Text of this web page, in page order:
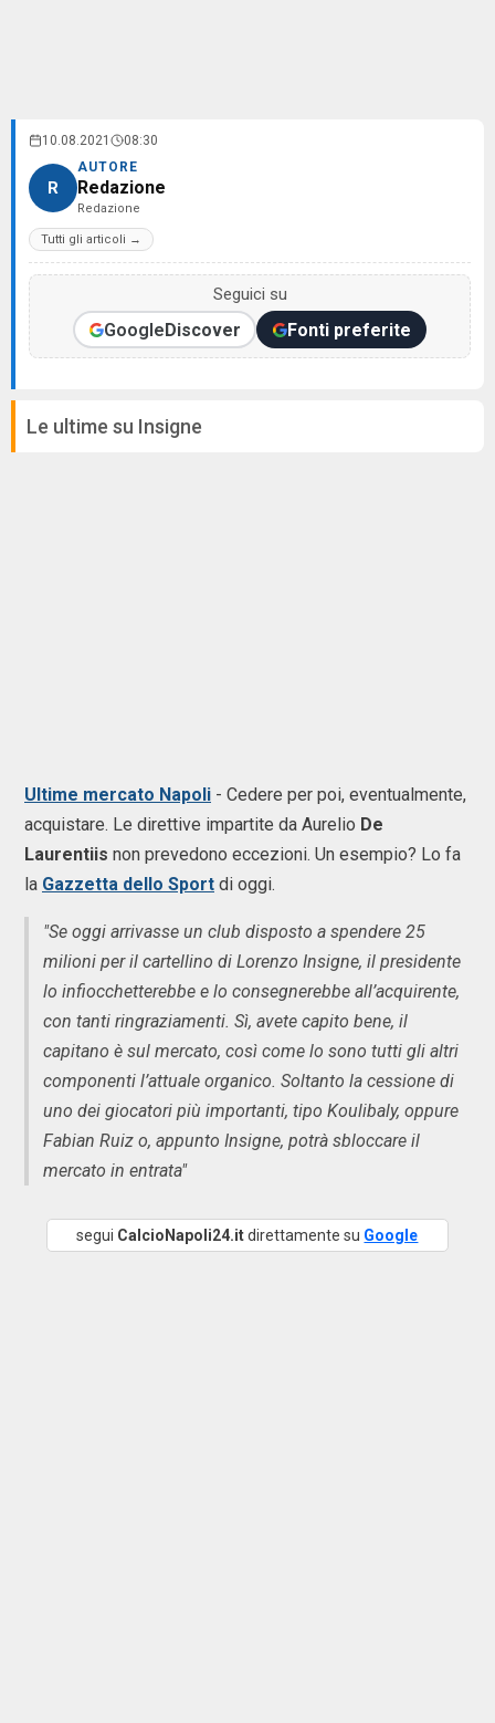
10.08.2021 08:30
R
AUTORE
Redazione
Redazione
Tutti gli articoli →
Seguici su
GoogleDiscover Fonti preferite
Le ultime su Insigne
Ultime mercato Napoli - Cedere per poi, eventualmente,
acquistare. Le direttive impartite da Aurelio De
Laurentiis non prevedono eccezioni. Un esempio? Lo fa
la Gazzetta dello Sport di oggi.
"Se oggi arrivasse un club disposto a spendere 25
milioni per il cartellino di Lorenzo Insigne, il presidente
lo infiocchetterebbe e lo consegnerebbe all’acquirente,
con tanti ringraziamenti. Sì, avete capito bene, il
capitano è sul mercato, così come lo sono tutti gli altri
componenti l’attuale organico. Soltanto la cessione di
uno dei giocatori più importanti, tipo Koulibaly, oppure
Fabian Ruiz o, appunto Insigne, potrà sbloccare il
mercato in entrata"
segui CalcioNapoli24.itdirettamente su Google